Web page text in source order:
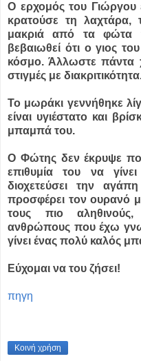
Ο ερχομός του Γιώργου
κρατούσε τη λαχτάρα,
μακριά από τα φώτα
βεβαιωθεί ότι ο γιος
κόσμο. Άλλωστε πάντα
στιγμές με
Το μωράκι γεννήθηκε
είναι υγιέστατο και
μπαμπά του.
Ο Φώτης δεν έκρυψε
επιθυμία του να
διοχετεύσει την
προσφέρει τον ουρανό
τους πιο αληθινούς,
ανθρώπους που έχω
γίνει ένας πολύ καλός
Εύχομαι να του ζήσει!
πηγη
Κοινή χρήση